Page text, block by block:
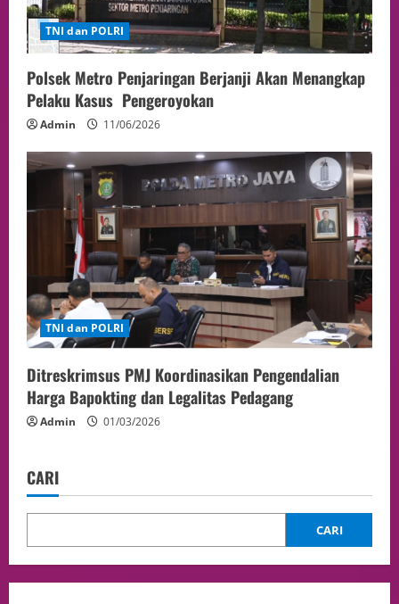
TNI dan POLRI
Polsek Metro Penjaringan Berjanji Akan Menangkap
Pelaku Kasus Pengeroyokan
Admin 11/06/2026
TNI dan POLRI
Ditreskrimsus PMJ Koordinasikan Pengendalian
Harga Bapokting dan Legalitas Pedagang
Admin 01/03/2026
CARI
CARI